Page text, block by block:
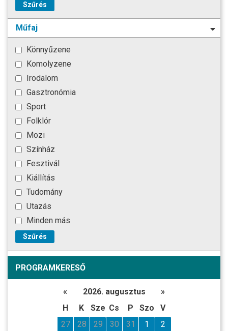
Szűrés
Műfaj
Könnyűzene
Komolyzene
Irodalom
Gasztronómia
Sport
Folklór
Mozi
Színház
Fesztivál
Kiállítás
Tudomány
Utazás
Minden más
Szűrés
PROGRAMKERESŐ
« 2026. augusztus
»
H
K Sze Cs P Szo
V
27
28 29 30 31 1 2